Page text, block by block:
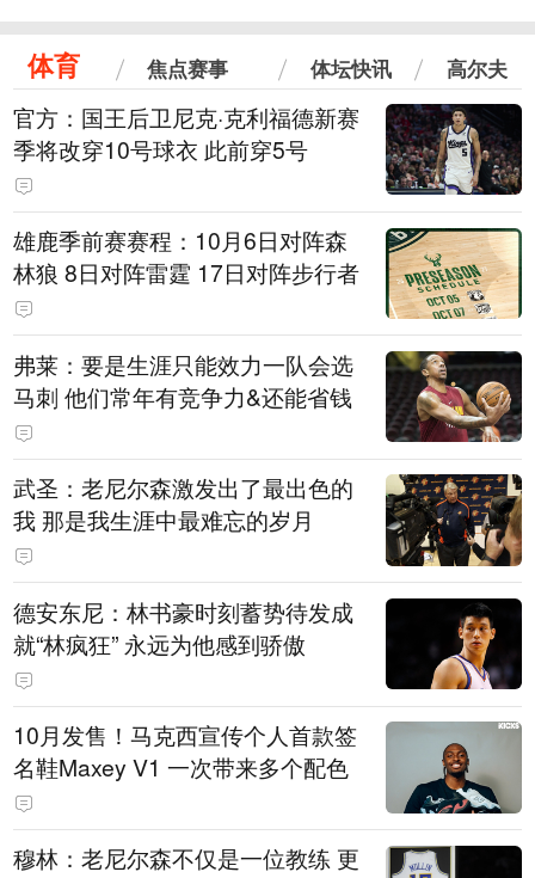
体育 焦点赛事 体坛快讯 高尔夫
官方：国王后卫尼克·克利福德新赛
季将改穿10号球衣 此前穿5号
雄鹿季前赛赛程：10月6日对阵森
林狼 8日对阵雷霆 17日对阵步行者
弗莱：要是生涯只能效力一队会选
马刺 他们常年有竞争力&还能省钱
武圣：老尼尔森激发出了最出色的
我 那是我生涯中最难忘的岁月
德安东尼：林书豪时刻蓄势待发成
就“林疯狂” 永远为他感到骄傲
10月发售！马克西宣传个人首款签
名鞋Maxey V1 一次带来多个配色
穆林：老尼尔森不仅是一位教练 更